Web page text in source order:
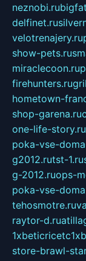
neznobi.ru
delfinet.ru
velotrenajery.ru
show-pets.ru
miraclecoon.ru
firehunters.ru
hometown-
shop-garena.ru
one-life-story.ru
poka-vse-
g2012.rutst-1.ru
g-2012.ruops-
poka-vse-
tehosmotre.ru
raytor-d.ru
store-brawl-